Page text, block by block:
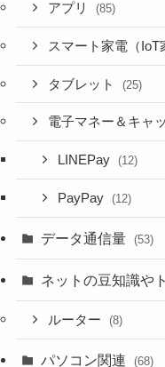
アプリ (85)
スマート家電（IoT
タブレット (25)
電子マネー＆キャ
LINEPay (12)
PayPay (12)
データ通信量 (53)
ネットの豆知識や
ルーター (8)
パソコン関連 (68)